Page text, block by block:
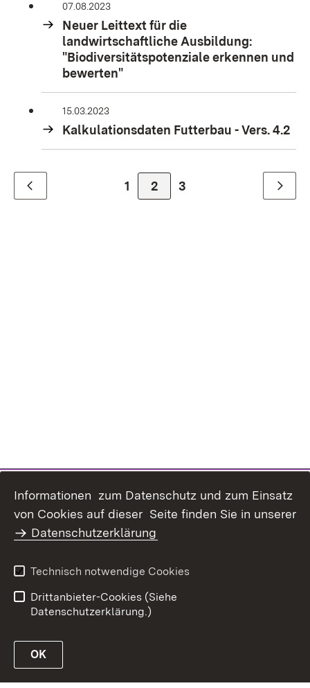
07.08.2023
Neuer Leittext für die
landwirtschaftliche Ausbildung:
"Biodiversitätspotenziale erkennen und
bewerten"
15.03.2023
Kalkulationsdaten Futterbau - Vers. 4.2
Zur Seite
1 Zur Seite
2 Zur Seite
3 Weiter
Inhaltsübersicht
Kontakt
Barrierefreiheit
Benutzungshinweise
Informationen zum Datenschutz und zum Einsatz
von Cookies auf dieser Seite finden Sie in unserer
Datenschutzerklärung
Technisch notwendige Cookies
Drittanbieter-Cookies (Siehe
Datenschutzerklärung.)
OK